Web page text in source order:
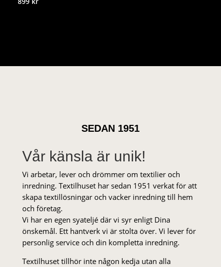
SEDAN 1951
Vår känsla är unik!
Vi arbetar, lever och drömmer om textilier och
inredning. Textilhuset har sedan 1951 verkat för att
skapa textillösningar och vacker inredning till hem
och företag.
Vi har en egen syateljé där vi syr enligt Dina
önskemål. Ett hantverk vi är stolta över. Vi lever för
personlig service och din kompletta inredning.
Textilhuset tillhör inte någon kedja utan alla